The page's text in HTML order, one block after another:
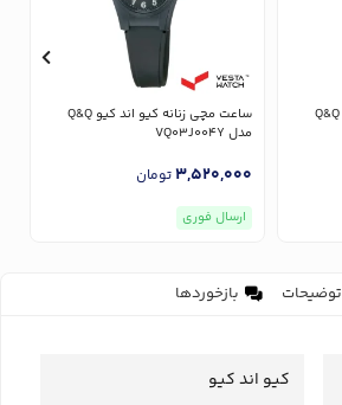
ساعت مچی زنانه کیو اند کیو Q&Q
ساعت مچی زنانه کیو اند کیو Q&Q
مدل VQ03J004Y
3,520,000تومان
ارسال فوری
توضیحات بازخوردها
کیو اند کیو